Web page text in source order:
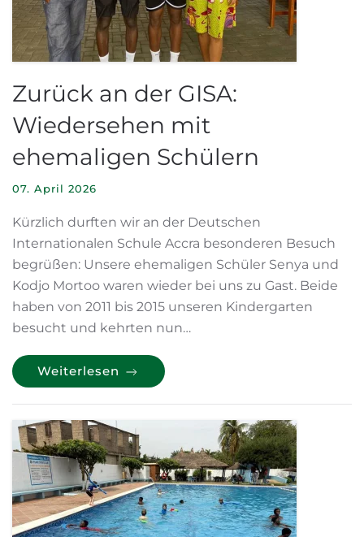
Zurück an der GISA:
Wiedersehen mit
ehemaligen Schülern
07. April 2026
Kürzlich durften wir an der Deutschen
Internationalen Schule Accra besonderen Besuch
begrüßen: Unsere ehemaligen Schüler Senya und
Kodjo Mortoo waren wieder bei uns zu Gast. Beide
haben von 2011 bis 2015 unseren Kindergarten
besucht und kehrten nun…
Weiterlesen